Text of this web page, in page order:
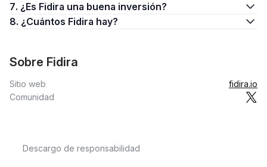
7. ¿Es Fidira una buena inversión?
8. ¿Cuántos Fidira hay?
Sobre Fidira
Sitio web
fidira.io
Comunidad
Descargo de responsabilidad